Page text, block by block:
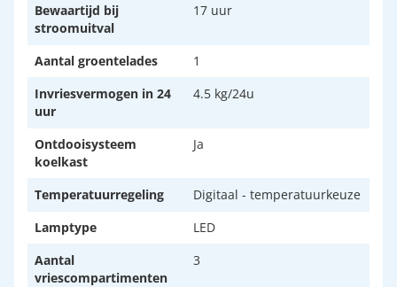
Bewaartijd bij
stroomuitval
17 uur
Aantal groentelades
1
Invriesvermogen in 24
uur
4.5 kg/24u
Ontdooisysteem
koelkast
Ja
Temperatuurregeling
Digitaal - temperatuurkeuze
Lamptype
LED
Aantal
vriescompartimenten
3